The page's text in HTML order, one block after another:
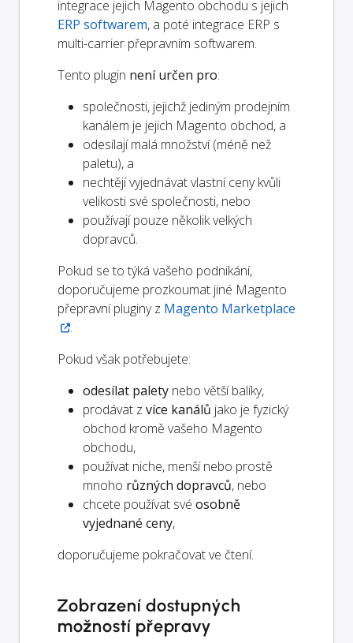
integrace jejich Magento obchodu s jejich
ERP softwarem, a poté integrace ERP s
multi-carrier přepravním softwarem.
Tento plugin není určen pro:
společnosti, jejichž jediným prodejním
kanálem je jejich Magento obchod, a
odesílají malá množství (méně než
paletu), a
nechtějí vyjednávat vlastní ceny kvůli
velikosti své společnosti, nebo
používají pouze několik velkých
dopravců.
Pokud se to týká vašeho podnikání,
doporučujeme prozkoumat jiné Magento
přepravní pluginy z Magento Marketplace
.
Pokud však potřebujete:
odesílat palety nebo větší balíky,
prodávat z více kanálů jako je fyzický
obchod kromě vašeho Magento
obchodu,
používat niche, menší nebo prostě
mnoho různých dopravců, nebo
chcete používat své osobně
vyjednané ceny,
doporučujeme pokračovat ve čtení.
Zobrazení dostupných
možností přepravy